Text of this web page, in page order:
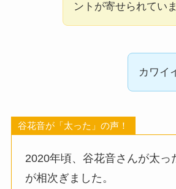
ントが寄せられてい
カワイ
谷花音が「太った」の声！
2020年頃、谷花音さんが太っ
が相次ぎました。